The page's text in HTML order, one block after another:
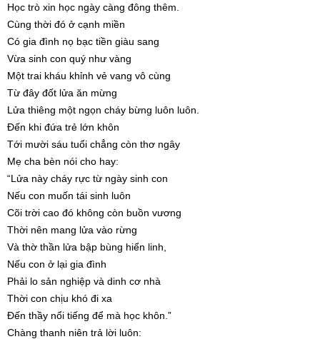
Học trò xin học ngày càng đông thêm.
Cùng thời đó ở cạnh miền
Có gia đình nọ bạc tiền giàu sang
Vừa sinh con quý như vàng
Một trai kháu khỉnh vẻ vang vô cùng
Từ đây đốt lửa ăn mừng
Lửa thiêng một ngọn cháy bừng luôn luôn.
Đến khi đứa trẻ lớn khôn
Tới mười sáu tuổi chẳng còn thơ ngây
Mẹ cha bèn nói cho hay:
“Lửa này cháy rực từ ngày sinh con
Nếu con muốn tái sinh luôn
Cõi trời cao đó không còn buồn vương
Thời nên mang lửa vào rừng
Và thờ thần lửa bập bùng hiển linh,
Nếu con ở lại gia đình
Phải lo sản nghiệp và dinh cơ nhà
Thời con chịu khó đi xa
Đến thầy nổi tiếng để mà học khôn.”
Chàng thanh niên trả lời luôn: